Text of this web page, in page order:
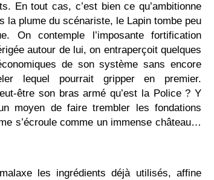
En tout cas, c’est bien ce qu’ambitionne
la plume du scénariste, le Lapin tombe peu
On contemple l’imposante fortification
autour de lui, on entraperçoit quelques
de son système sans encore
lequel pourrait gripper en premier.
être son bras armé qu’est la Police ? Y
moyen de faire trembler les fondations
s’écroule comme un immense château…
les ingrédients déjà utilisés, affine